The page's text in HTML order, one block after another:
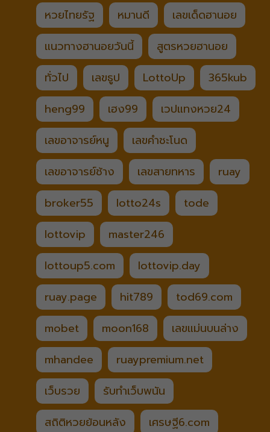
หวยไทยรัฐ
หมานดี
เลขเด็ดฮานอย
แนวทางฮานอยวันนี้
สูตรหวยฮานอย
ทั่วไป
เลขธูป LottoUp
365kub
heng99
เฮง99
เวปแทงหวย24
เลขอาจารย์หนู
เลขคำชะโนด
เลขอาจารย์ช้าง
เลขสายทหาร
ruay
broker55
lotto24s
tode
lottovip
master246
lottoup5.com
lottovip.day
ruay.page
hit789
tod69.com
mobet
moon168
เลขแม่นบนล่าง
mhandee
ruaypremium.net
เว็บรวย
รับทำเว็บพนัน
สถิติหวยย้อนหลัง
เศรษฐี6.com